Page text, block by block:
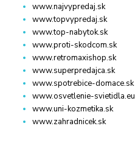
www.najvypredaj.sk
www.topvypredaj.sk
www.top-nabytok.sk
www.proti-skodcom.sk
www.retromaxishop.sk
www.superpredajca.sk
www.spotrebice-domace.sk
www.osvetlenie-svietidla.eu
www.uni-kozmetika.sk
www.zahradnicek.sk